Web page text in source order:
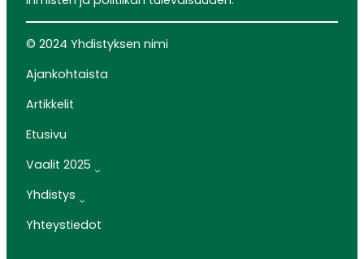
© 2024 Yhdistyksen nimi
Ajankohtaista
Artikkelit
Etusivu
Vaalit 2025
Yhdistys
Yhteystiedot